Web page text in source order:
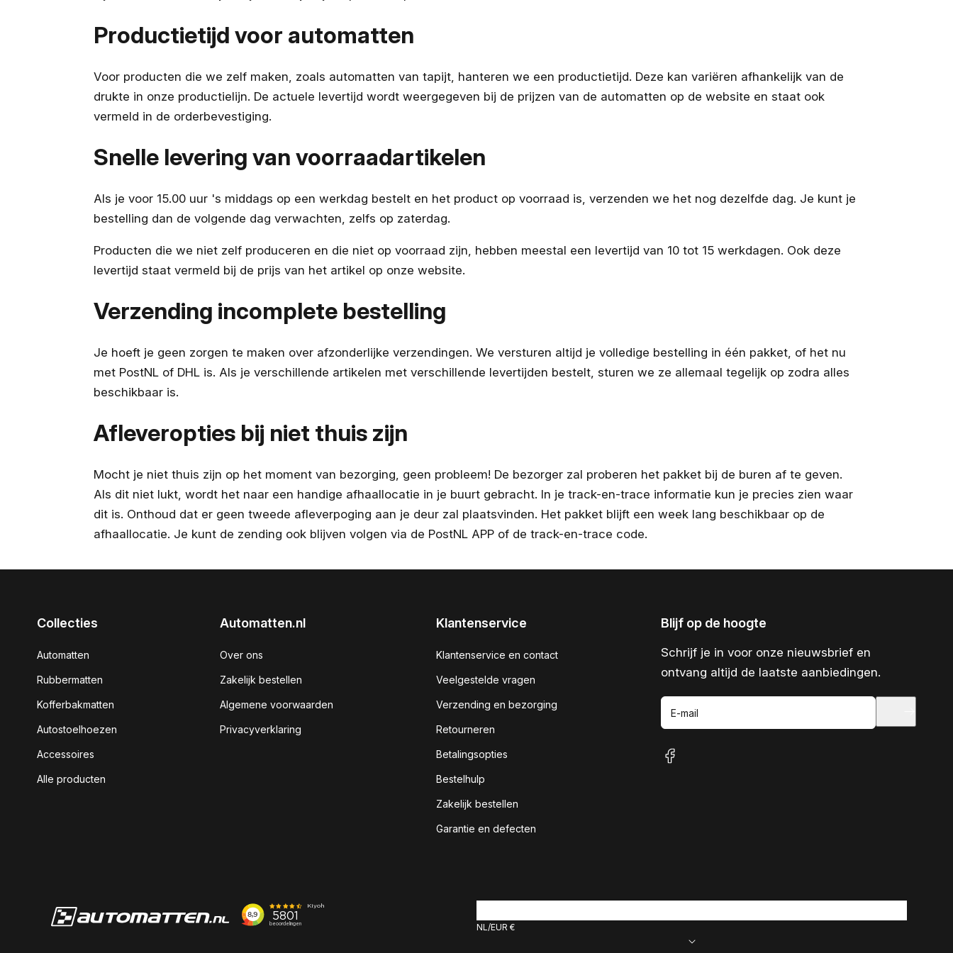
Productietijd voor automatten
Voor producten die we zelf maken, zoals automatten van tapijt, hanteren we een productietijd. Deze kan variëren afhankelijk van de
drukte in onze productielijn. De actuele levertijd wordt weergegeven bij de prijzen van de automatten op de website en staat ook
vermeld in de orderbevestiging.
Snelle levering van voorraadartikelen
Als je voor 15.00 uur 's middags op een werkdag bestelt en het product op voorraad is, verzenden we het nog dezelfde dag. Je kunt je
bestelling dan de volgende dag verwachten, zelfs op zaterdag.
Producten die we niet zelf produceren en die niet op voorraad zijn, hebben meestal een levertijd van 10 tot 15 werkdagen. Ook deze
levertijd staat vermeld bij de prijs van het artikel op onze website.
Verzending incomplete bestelling
Je hoeft je geen zorgen te maken over afzonderlijke verzendingen. We versturen altijd je volledige bestelling in één pakket, of het nu
met PostNL of DHL is. Als je verschillende artikelen met verschillende levertijden bestelt, sturen we ze allemaal tegelijk op zodra alles
beschikbaar is.
Afleveropties bij niet thuis zijn
Mocht je niet thuis zijn op het moment van bezorging, geen probleem! De bezorger zal proberen het pakket bij de buren af te geven.
Als dit niet lukt, wordt het naar een handige afhaallocatie in je buurt gebracht. In je track-en-trace informatie kun je precies zien waar
dit is. Onthoud dat er geen tweede afleverpoging aan je deur zal plaatsvinden. Het pakket blijft een week lang beschikbaar op de
afhaallocatie. Je kunt de zending ook blijven volgen via de PostNL APP of de track-en-trace code.
Collecties
Automatten
Rubbermatten
Kofferbakmatten
Autostoelhoezen
Accessoires
Alle producten
Automatten.nl
Over ons
Zakelijk bestellen
Algemene voorwaarden
Privacyverklaring
Klantenservice
Klantenservice en contact
Veelgestelde vragen
Verzending en bezorging
Retourneren
Betalingsopties
Bestelhulp
Zakelijk bestellen
Garantie en defecten
Blijf op de hoogte
Schrijf je in voor onze nieuwsbrief en
ontvang altijd de laatste aanbiedingen.
E-mail
facebook
NL EUR €